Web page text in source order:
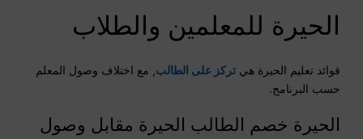
الحيرة للمعلمين والطلاب
فوائد تعليم الحيرة هيتركز على الطالب, مع اختلاف وصول المعلم
حسب البرنامج.
الحيرة خصم الطالب الحيرة مقابل وصول